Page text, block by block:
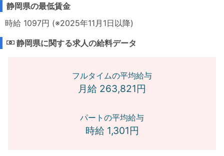
静岡県の最低賃金
時給 1097円 (※2025年11月1日以降)
静岡県に関する求人の給料データ
フルタイムの平均給与
月給 263,821円
パートの平均給与
時給 1,301円